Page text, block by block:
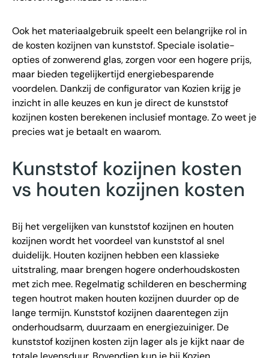
Ook het materiaalgebruik speelt een belangrijke rol in
de kosten kozijnen van kunststof. Speciale isolatie-
opties of zonwerend glas, zorgen voor een hogere prijs,
maar bieden tegelijkertijd energiebesparende
voordelen. Dankzij de configurator van Kozien krijg je
inzicht in alle keuzes en kun je direct de kunststof
kozijnen kosten berekenen inclusief montage. Zo weet je
precies wat je betaalt en waarom.
Kunststof kozijnen kosten
vs houten kozijnen kosten
Bij het vergelijken van kunststof kozijnen en houten
kozijnen wordt het voordeel van kunststof al snel
duidelijk. Houten kozijnen hebben een klassieke
uitstraling, maar brengen hogere onderhoudskosten
met zich mee. Regelmatig schilderen en bescherming
tegen houtrot maken houten kozijnen duurder op de
lange termijn. Kunststof kozijnen daarentegen zijn
onderhoudsarm, duurzaam en energiezuiniger. De
kunststof kozijnen kosten zijn lager als je kijkt naar de